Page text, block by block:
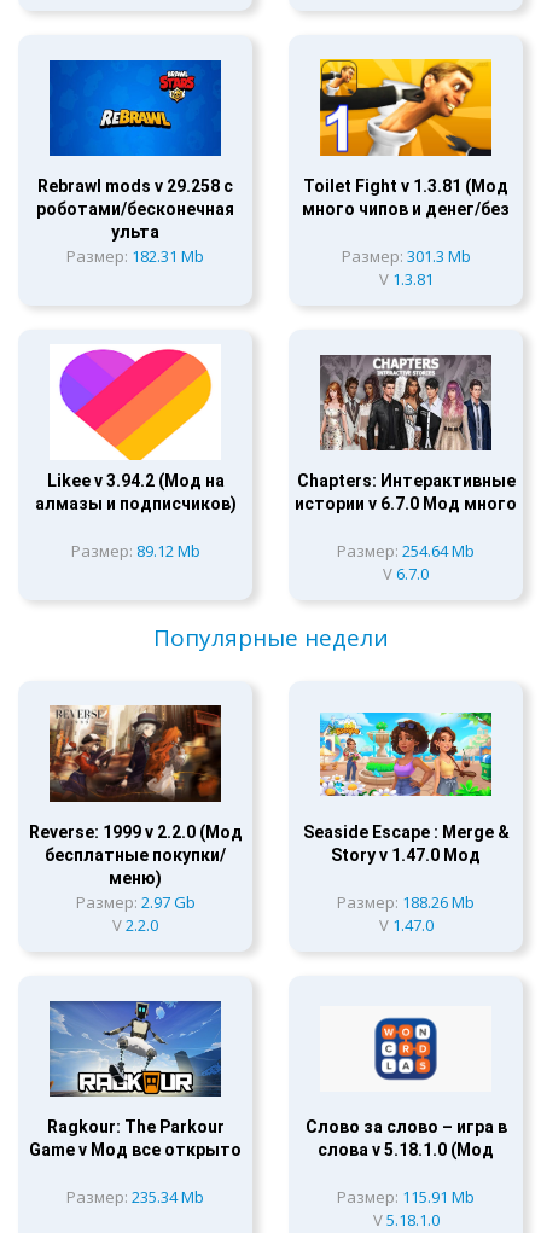
Rebrawl mods v 29.258 с
роботами/бесконечная
ульта
Размер: 182.31 Mb
Toilet Fight v 1.3.81 (Мод
много чипов и денег/без
Размер: 301.3 Mb
V1.3.81
Likee v 3.94.2 (Мод на
алмазы и подписчиков)
Размер: 89.12 Mb
Chapters: Интерактивные
истории v 6.7.0 Мод много
Размер: 254.64 Mb
V6.7.0
Популярные недели
Reverse: 1999 v 2.2.0 (Мод
бесплатные покупки/
меню)
Размер: 2.97 Gb
V2.2.0
Seaside Escape : Merge &
Story v 1.47.0 Мод
Размер: 188.26 Mb
V1.47.0
Ragkour: The Parkour
Game v Мод все открыто
Размер: 235.34 Mb
Слово за слово – игра в
слова v 5.18.1.0 (Мод
Размер: 115.91 Mb
V5.18.1.0